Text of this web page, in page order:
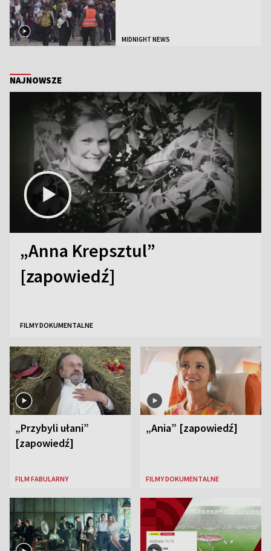
MIDNIGHT NEWS
NAJNOWSZE
„Anna Krepsztul”
[zapowiedź]
FILMY DOKUMENTALNE
„Przybyli ułani”
[zapowiedź]
FILM FABULARNY
„Ania” [zapowiedź]
FILMY DOKUMENTALNE